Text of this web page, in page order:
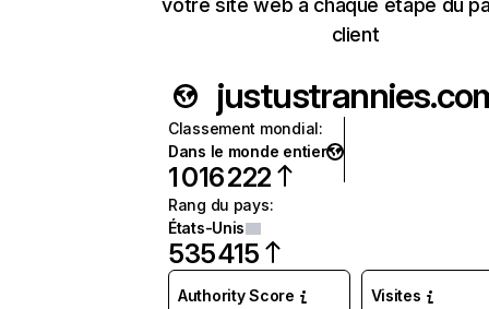
votre site web à chaque étape du
client
Classement mondial:
Dans le monde entier
1 016 222
Rang du pays:
États-Unis
535 415
Authority Score Visites